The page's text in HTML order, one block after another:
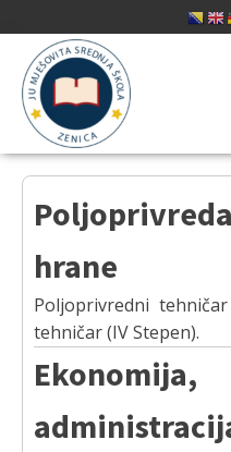
hrane
Poljoprivredni
tehničar (IV Stepen).